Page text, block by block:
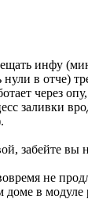
инфу
нули в отче)
через
заливки
забейте вы
не
в модуле